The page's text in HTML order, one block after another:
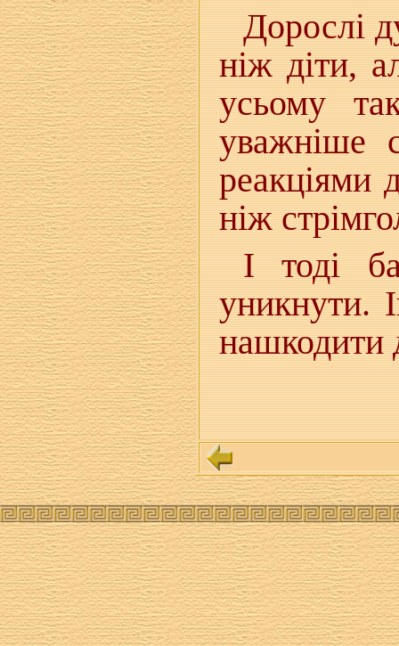
Дорослі
ніж діти,
усьому
уважніше
реакціями
ніж
І тоді
уникнути.
нашкодити